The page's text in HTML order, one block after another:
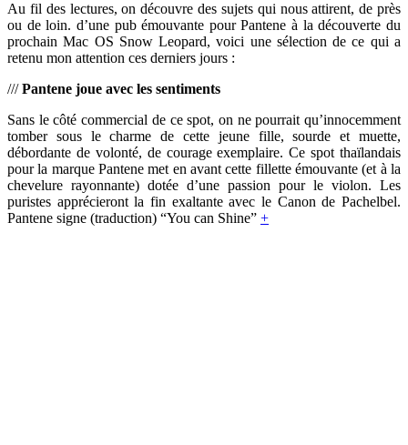
Au fil des lectures, on découvre des sujets qui nous attirent, de près
ou de loin. d’une pub émouvante pour Pantene à la découverte du
prochain Mac OS Snow Leopard, voici une sélection de ce qui a
retenu mon attention ces derniers jours :
///Pantene joue avec les sentiments
Sans le côté commercial de ce spot, on ne pourrait qu’innocemment
tomber sous le charme de cette jeune fille, sourde et muette,
débordante de volonté, de courage exemplaire. Ce spot thaïlandais
pour la marque Pantene met en avant cette fillette émouvante (et à la
chevelure rayonnante) dotée d’une passion pour le violon. Les
puristes apprécieront la fin exaltante avec le Canon de Pachelbel.
Pantene signe (traduction) “You can Shine” +